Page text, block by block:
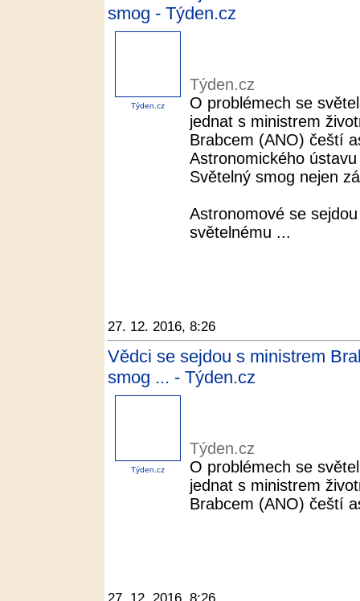
smog - Týden.cz
Týden.cz
Týden.cz
O problémech se
jednat s ministrem
Brabcem (ANO) čeští
Astronomického
Světelný smog nejen
Astronomové se
světelnému ...
27. 12. 2016, 8:26
Vědci se sejdou s ministrem
smog ... - Týden.cz
Týden.cz
Týden.cz
O problémech se
jednat s ministrem
Brabcem (ANO) čeští